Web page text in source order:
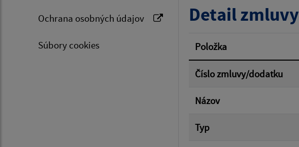
Ochrana osobných údajov
Súbory cookies Suma od:
Detail zmluvy
Položka
Číslo zmluvy/dodatku
Názov
Typ